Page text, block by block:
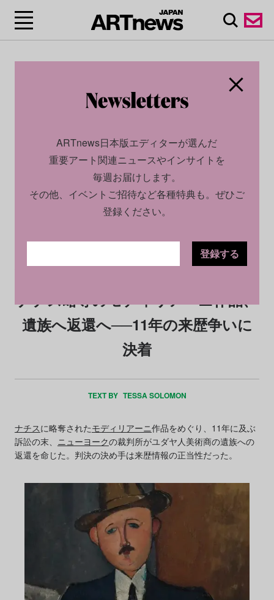
2026.04.06
ナチス略奪のモディリアーニ作品、
遺族へ返還へ──11年の来歴争いに
決着
TEXT BY TESSA SOLOMON
ナチスに略奪されたモディリアーニ作品をめぐり、11年に及ぶ
訴訟の末、 ニューヨークの裁判所がユダヤ人美術商の遺族への
返還を命じた。判決の決め手は来歴情報の正当性だった。
ARTnews日本版エディターが選んだ
重要アート関連ニュースやインサイトを
毎週お届けします。
その他、イベントご招待など各種特典も。ぜひご
登録ください。
登録する